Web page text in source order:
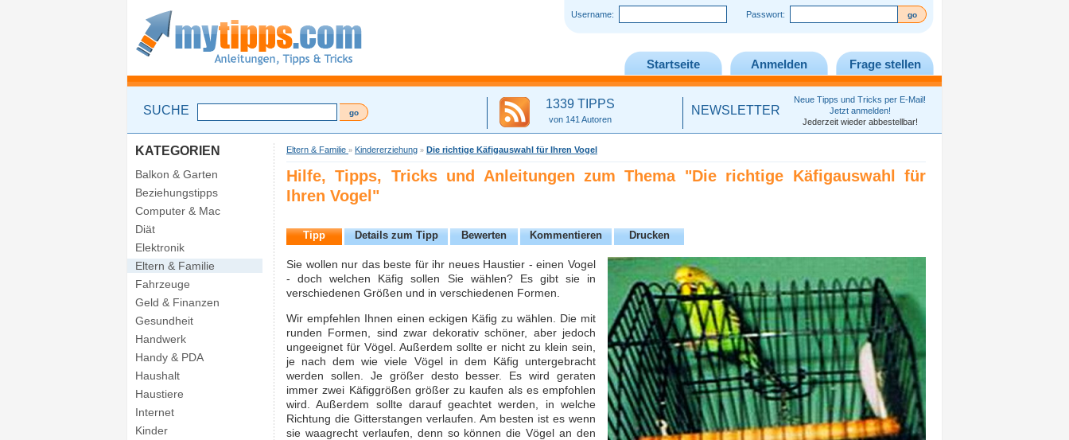
Username: Passwort:
Startseite Anmelden Frage stellen
SUCHE 1339 TIPPS
von 141 Autoren
NEWSLETTER
Neue Tipps und Tricks per E-Mail!
Jetzt anmelden!
Jederzeit wieder abbestellbar!
Eltern & Familie » Kindererziehung » Die richtige Käfigauswahl für Ihren Vogel
Hilfe, Tipps, Tricks und Anleitungen zum Thema "Die richtige Käfigauswahl für
Ihren Vogel"
Tipp Details zum Tipp Bewerten Kommentieren Drucken
Sie wollen nur das beste für ihr neues Haustier - einen Vogel
- doch welchen Käfig sollen Sie wählen? Es gibt sie in
verschiedenen Größen und in verschiedenen Formen.
Wir empfehlen Ihnen einen eckigen Käfig zu wählen. Die mit
runden Formen, sind zwar dekorativ schöner, aber jedoch
ungeeignet für Vögel. Außerdem sollte er nicht zu klein sein,
je nach dem wie viele Vögel in dem Käfig untergebracht
werden sollen. Je größer desto besser. Es wird geraten
immer zwei Käfiggrößen größer zu kaufen als es empfohlen
wird. Außerdem sollte darauf geachtet werden, in welche
Richtung die Gitterstangen verlaufen. Am besten ist es wenn
sie waagrecht verlaufen, denn so können die Vögel an den
KATEGORIEN
Balkon & Garten
Beziehungstipps
Computer & Mac
Diät
Elektronik
Eltern & Familie
Fahrzeuge
Geld & Finanzen
Gesundheit
Handwerk
Handy & PDA
Haushalt
Haustiere
Internet
Kinder